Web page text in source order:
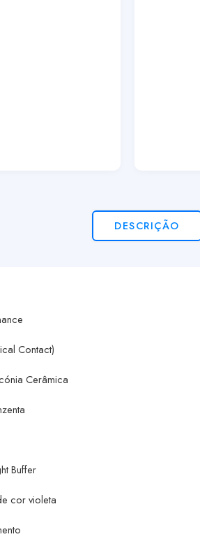
DESCRIÇÃO
Contact)
Cerâmica
Buffer
cor violeta